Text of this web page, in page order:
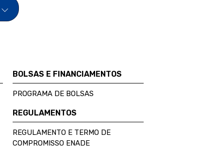
BOLSAS E FINANCIAMENTOS
PROGRAMA DE BOLSAS
REGULAMENTOS
REGULAMENTO E TERMO DE
COMPROMISSO ENADE